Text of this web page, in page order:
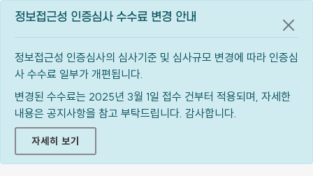
정보접근성 인증심사 수수료 변경 안내
정보접근성 인증심사의 심사기준 및 심사규모 변경에 따라 인증심
사 수수료 일부가 개편됩니다.
변경된 수수료는 2025년 3월 1일 접수 건부터 적용되며, 자세한
내용은 공지사항을 참고 부탁드립니다. 감사합니다.
자세히 보기
공지